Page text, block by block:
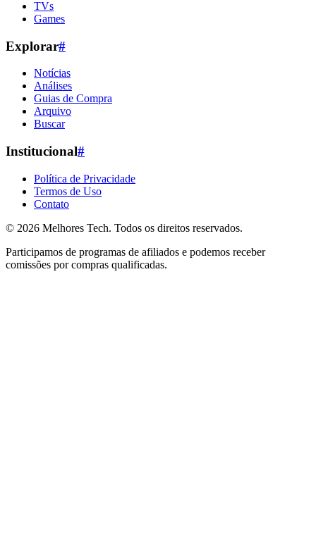
TVs
Games
Explorar#
Notícias
Análises
Guias de Compra
Arquivo
Buscar
Institucional#
Política de Privacidade
Termos de Uso
Contato
© 2026 Melhores Tech. Todos os direitos reservados.
Participamos de programas de afiliados e podemos receber
comissões por compras qualificadas.